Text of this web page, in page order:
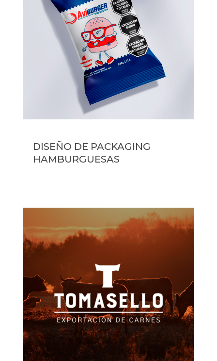
DISEÑO DE PACKAGING
HAMBURGUESAS